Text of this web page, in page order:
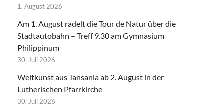
1. August 2026
Am 1. August radelt die Tour de Natur über die
Stadtautobahn – Treff 9.30 am Gymnasium
Philippinum
30. Juli 2026
Weltkunst aus Tansania ab 2. August in der
Lutherischen Pfarrkirche
30. Juli 2026